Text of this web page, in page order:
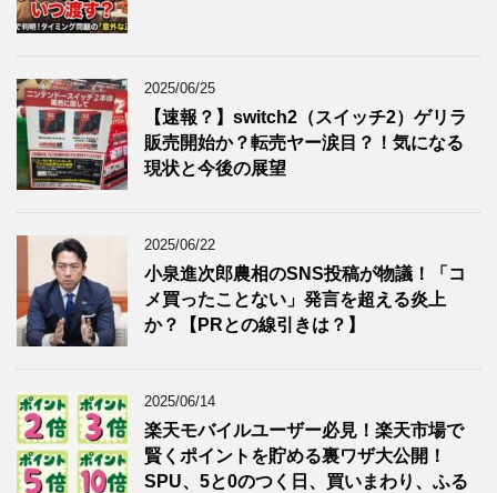
2025/06/25
【速報？】switch2（スイッチ2）ゲリラ
販売開始か？転売ヤー涙目？！気になる
現状と今後の展望
2025/06/22
小泉進次郎農相のSNS投稿が物議！「コ
メ買ったことない」発言を超える炎上
か？【PRとの線引きは？】
2025/06/14
楽天モバイルユーザー必見！楽天市場で
賢くポイントを貯める裏ワザ大公開！
SPU、5と0のつく日、買いまわり、ふる